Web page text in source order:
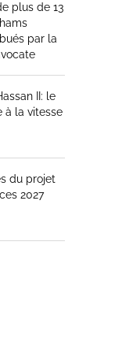
plus de 13
par la
II: le
à la vitesse
du projet
2027